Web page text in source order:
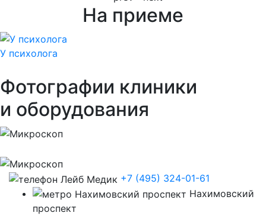
На приеме
У психолога
Фотографии клиники
и оборудования
+7 (495) 324-01-61
Нахимовский
проспект